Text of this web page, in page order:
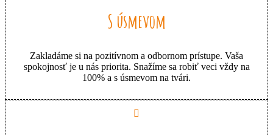
S úsmevom
Zakladáme si na pozitívnom a odbornom prístupe. Vaša
spokojnosť je u nás priorita. Snažíme sa robiť veci vždy na
100% a s úsmevom na tvári.